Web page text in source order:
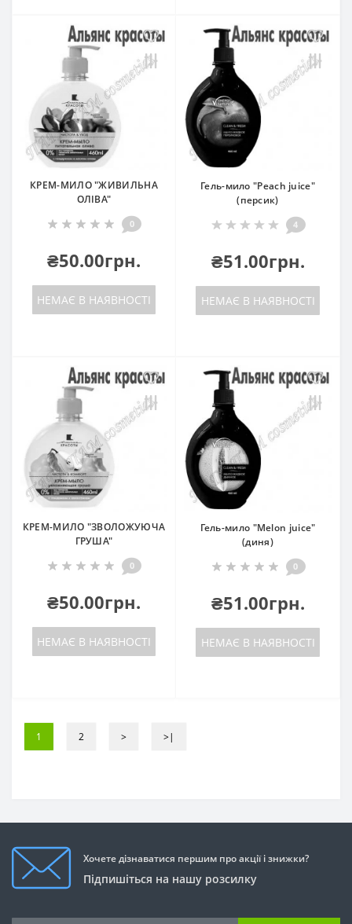
КРЕМ-МИЛО "ЖИВИЛЬНА
ОЛІВА"
0
₴50.00грн.
НЕМАЄ В НАЯВНОСТІ
Гель-мило "Peach juice"
(персик)
4
₴51.00грн.
НЕМАЄ В НАЯВНОСТІ
КРЕМ-МИЛО "ЗВОЛОЖУЮЧА
ГРУША"
0
₴50.00грн.
НЕМАЄ В НАЯВНОСТІ
Гель-мило "Melon juice"
(диня)
0
₴51.00грн.
НЕМАЄ В НАЯВНОСТІ
1 2 > >|
Хочете дізнаватися першим про акції і знижки?
Підпишіться на нашу розсилку